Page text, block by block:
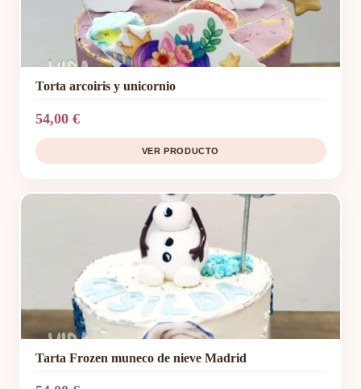
Torta arcoiris y unicornio
54,00 €
VER PRODUCTO
Tarta Frozen muneco de nieve Madrid